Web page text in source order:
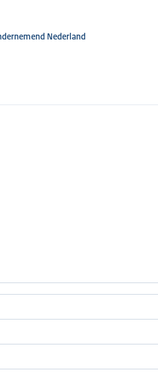
Nederland